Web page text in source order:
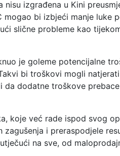
izgrađena u Kini
mogao bi izbjeći manje luke
slične probleme kao
je goleme potencijalne
bi troškovi mogli natjerati
dodatne troškove
koje već rade ispod svog
i preraspodjele
na sve, od